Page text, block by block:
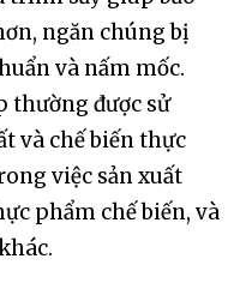
ngăn chúng bị
và nấm mốc.
thường được sử
và chế biến thực
việc sản xuất
phẩm chế biến, và